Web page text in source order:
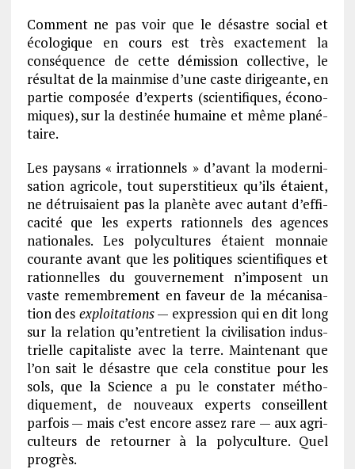
Comment ne pas voir que le désastre social et
écolo­gique en cours est très exac­te­ment la
consé­quence de cette démis­sion collec­tive, le
résul­tat de la main­mise d’une caste diri­geante, en
partie compo­sée d’ex­perts (scien­ti­fiques, écono­
miques), sur la desti­née humaine et même plané­
taire.
Les paysans « irra­tion­nels » d’avant la moder­ni­
sa­tion agri­cole, tout super­sti­tieux qu’ils étaient,
ne détrui­saient pas la planète avec autant d’ef­fi­
ca­cité que les experts ration­nels des agences
natio­nales. Les poly­cul­tures étaient monnaie
courante avant que les poli­tiques scien­ti­fiques et
ration­nelles du gouver­ne­ment n’im­posent un
vaste remem­bre­ment en faveur de la méca­ni­sa­
tion des exploi­ta­tions— expres­sion qui en dit long
sur la rela­tion qu’en­tre­tient la civi­li­sa­tion indus­
trielle capi­ta­liste avec la terre. Main­te­nant que
l’on sait le désastre que cela consti­tue pour les
sols, que la Science a pu le consta­ter métho­
dique­ment, de nouveaux experts conseillent
parfois — mais c’est encore assez rare — aux agri­
cul­teurs de retour­ner à la poly­cul­ture. Quel
progrès.